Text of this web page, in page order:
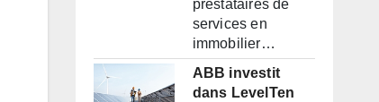
prestataires de
services en
immobilier…
ABB investit
dans LevelTen